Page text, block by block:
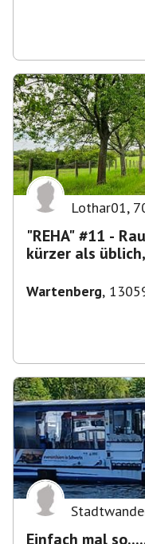
Lothar01,
"REHA" #11 -
kürzer als
Wartenberg,
Einfach mal